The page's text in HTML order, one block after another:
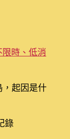
時、低消
起因是什
錄